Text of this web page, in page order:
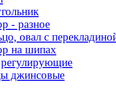
- разное
овал с
на шипах
джинсовые